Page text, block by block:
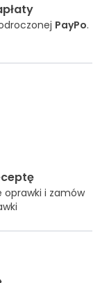
PayPo.
oprawki i zamów